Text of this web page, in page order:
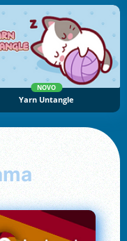
NOVO
Yarn Untangle